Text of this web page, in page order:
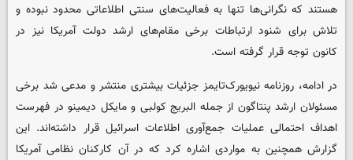
هستند که نگرانی‌ها تنها به فعالیت‌های سنتی اطلاعاتی محدود نبوده و
تلاش برای شنود ارتباطات برخی مقام‌های ارشد دولت آمریکا نیز در
کانون توجه قرار گرفته است.
در ادامه، روزنامه نیویورک‌تایمز جزئیات بیشتری منتشر و مدعی شد برخی
مسئولان ارشد پنتاگون از جمله البریج کولبی و مایکل دیمینو در فهرست
اهداف احتمالی عملیات جمع‌آوری اطلاعات اسرائیل قرار داشته‌اند. این
گزارش همچنین به مواردی اشاره کرد که در آن کارکنان نظامی آمریکا